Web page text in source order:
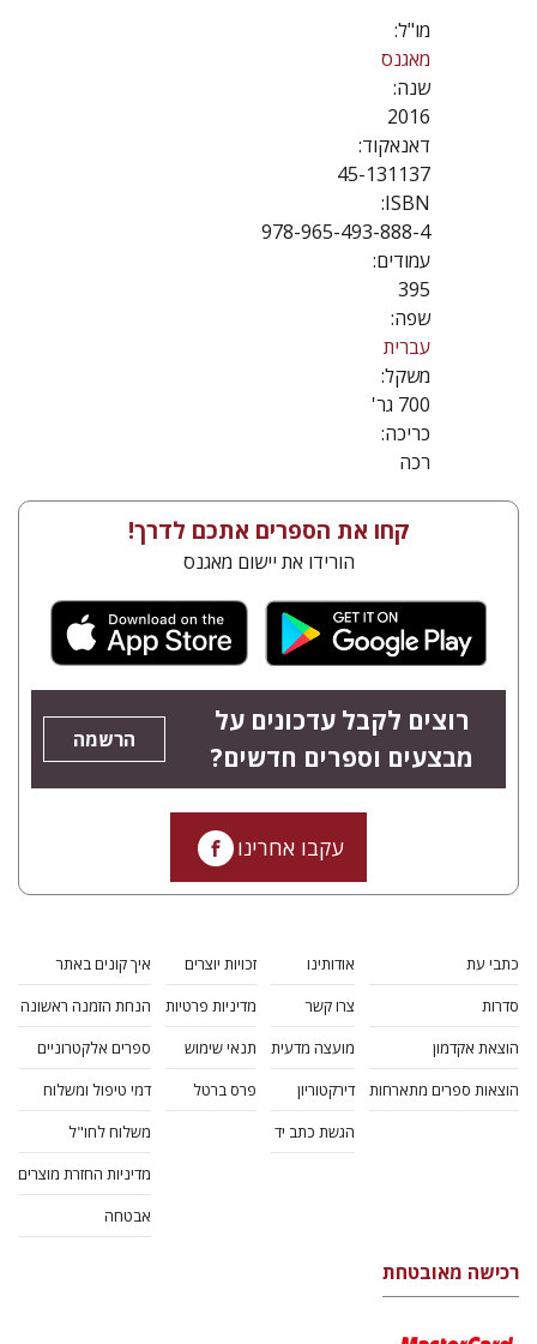
מו"ל:
מאגנס
שנה:
2016
דאנאקוד:
45-131137
ISBN:
978-965-493-888-4
עמודים:
395
שפה:
עברית
משקל:
700 גר'
כריכה:
רכה
קחו את הספרים אתכם לדרך!
הורידו את יישום מאגנס
רוצים לקבל עדכונים על
מבצעים וספרים חדשים?
הרשמה
עקבו אחרינו
כתבי עת
סדרות
הוצאת אקדמון
הוצאות ספרים מתארחות
אודותינו
צרו קשר
מועצה מדעית
דירקטוריון
הגשת כתב יד
זכויות יוצרים
מדיניות פרטיות
תנאי שימוש
פרס ברטל
איך קונים באתר
הנחת הזמנה ראשונה
ספרים אלקטרוניים
דמי טיפול ומשלוח
משלוח לחו"ל
מדיניות החזרת מוצרים
אבטחה
רכישה מאובטחת